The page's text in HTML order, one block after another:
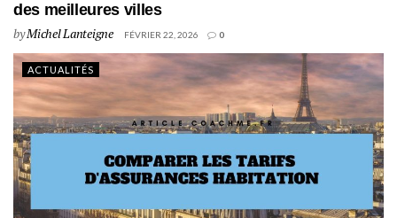
des meilleures villes
byMichel Lanteigne FÉVRIER 22, 2026 0
ACTUALITÉS